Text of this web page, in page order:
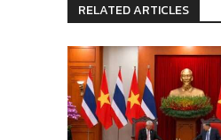
RELATED ARTICLES